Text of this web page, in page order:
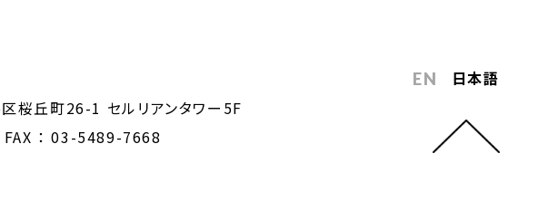
EN 日本語
桜丘町26-1 セルリアンタワー5F
FAX ： 03-5489-7668